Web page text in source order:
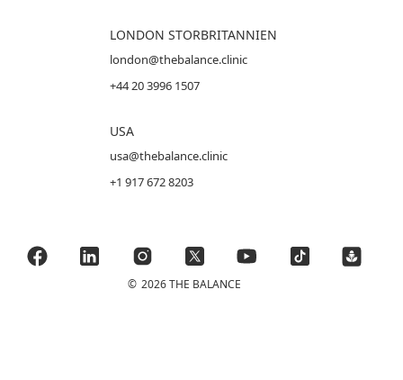
LONDON STORBRITANNIEN
london@thebalance.clinic
+44 20 3996 1507
USA
usa@thebalance.clinic
+1 917 672 8203
© 2026 THE BALANCE